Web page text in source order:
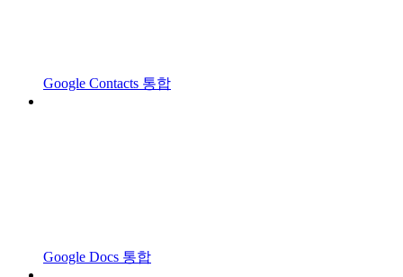
Google Contacts 통합
Google Docs 통합